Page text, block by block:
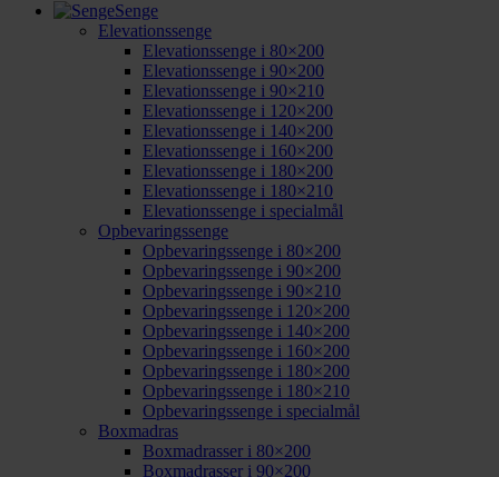
Senge
Elevationssenge
Elevationssenge i 80×200
Elevationssenge i 90×200
Elevationssenge i 90×210
Elevationssenge i 120×200
Elevationssenge i 140×200
Elevationssenge i 160×200
Elevationssenge i 180×200
Elevationssenge i 180×210
Elevationssenge i specialmål
Opbevaringssenge
Opbevaringssenge i 80×200
Opbevaringssenge i 90×200
Opbevaringssenge i 90×210
Opbevaringssenge i 120×200
Opbevaringssenge i 140×200
Opbevaringssenge i 160×200
Opbevaringssenge i 180×200
Opbevaringssenge i 180×210
Opbevaringssenge i specialmål
Boxmadras
Boxmadrasser i 80×200
Boxmadrasser i 90×200